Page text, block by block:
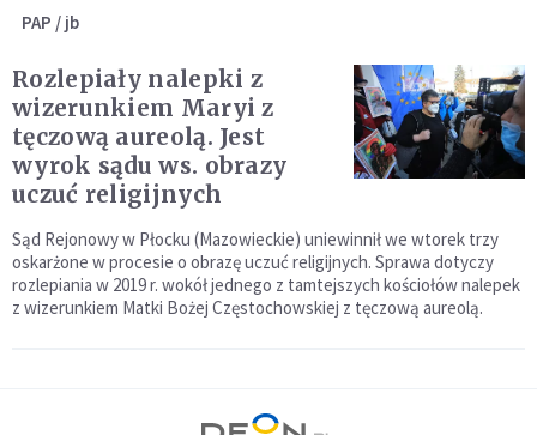
PAP / jb
Rozlepiały nalepki z
wizerunkiem Maryi z
tęczową aureolą. Jest
wyrok sądu ws. obrazy
uczuć religijnych
Sąd Rejonowy w Płocku (Mazowieckie) uniewinnił we wtorek trzy
oskarżone w procesie o obrazę uczuć religijnych. Sprawa dotyczy
rozlepiania w 2019 r. wokół jednego z tamtejszych kościołów nalepek
z wizerunkiem Matki Bożej Częstochowskiej z tęczową aureolą.